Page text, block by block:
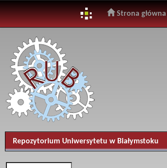
navigation
Strona główna
Repozytorium Uniwersytetu w Białymstoku